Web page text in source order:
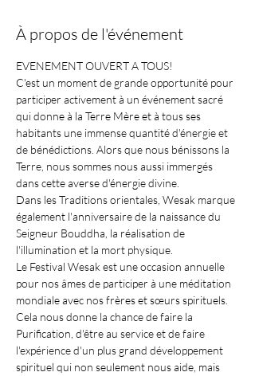
À propos de l'événement
EVENEMENT OUVERT A TOUS!
C'est un moment de grande opportunité pour
participer activement à un événement sacré
qui donne à la Terre Mère et à tous ses
habitants une immense quantité d'énergie et
de bénédictions. Alors que nous bénissons la
Terre, nous sommes nous aussi immergés
dans cette averse d'énergie divine.
Dans les Traditions orientales, Wesak marque
également l'anniversaire de la naissance du
Seigneur Bouddha, la réalisation de
l'illumination et la mort physique.
Le Festival Wesak est une occasion annuelle
pour nos âmes de participer à une méditation
mondiale avec nos frères et sœurs spirituels.
Cela nous donne la chance de faire la
Purification, d'être au service et de faire
l'expérience d'un plus grand développement
spirituel qui non seulement nous aide, mais